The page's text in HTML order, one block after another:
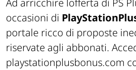
occasioni di PlayStation
portale ricco di proposte
riservate agli abbonati.
playstationplusbonus.com